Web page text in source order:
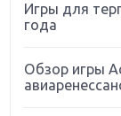
Игры для
года
Обзор игры